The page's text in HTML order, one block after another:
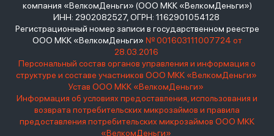
компания «ВелкомДеньги» (ООО МКК «ВелкомДеньги»)
ИНН: 2902082527, ОГРН: 1162901054128
Регистрационный номер записи в государственном реестре
ООО МКК «ВелкомДеньги» № 001603111007724 от
28.03.2016
Персональный состав органов управления и информация о
структуре и составе участников ООО МКК «ВелкомДеньги»
Устав ООО МКК «ВелкомДеньги»
Информация об условиях предоставления, использования и
возврата потребительских микрозаймов и правила
предоставления потребительских микрозаймов ООО МКК
«ВелкомДеньги»